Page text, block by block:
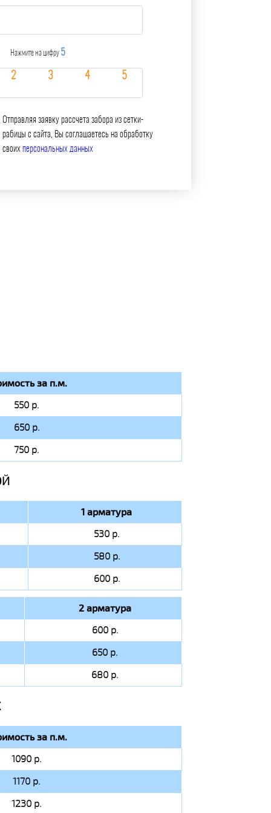
Нажмите на цифру 5
Отправляя заявку рассчета забора из сетки-
рабицы с сайта, Вы соглашаетесь на обработку
своих персональных данных
за п.м.
550 р.
650 р.
750 р.
1 арматура
530 р.
580 р.
600 р.
2 арматура
600 р.
650 р.
680 р.
за п.м.
1090 р.
1170 р.
1230 р.